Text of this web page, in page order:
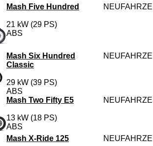
Mash Five Hundred
21 kW (29 PS)
ABS
Mash Six Hundred
Classic
29 kW (39 PS)
ABS
Mash Two Fifty E5
13 kW (18 PS)
ABS
Mash X-Ride 125